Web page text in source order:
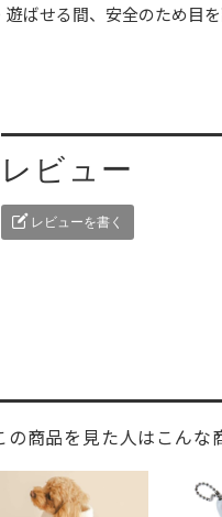
遊ばせる間、安全のため目
レビュー
レビューを書く
の商品を見た人はこんな